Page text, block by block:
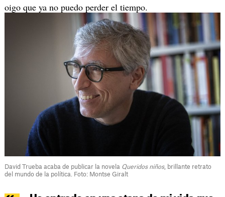
oigo que ya no puedo perder el tiempo.
David Trueba acaba de publicar la novela Queridos niños, brillante retrato
del mundo de la política. Foto: Montse Giralt